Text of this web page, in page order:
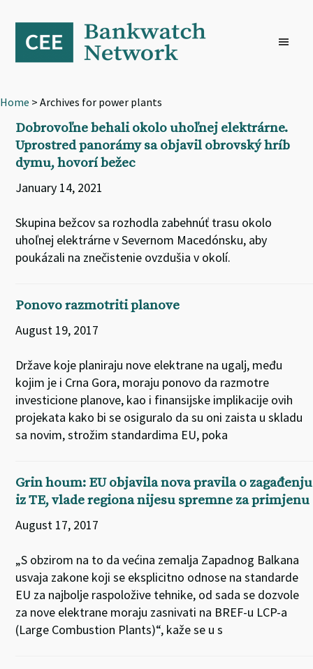
primary
navigation
content
footer
Home > Archives for power plants
Dobrovoľne behali okolo uhoľnej elektrárne.
Uprostred panorámy sa objavil obrovský hríb
dymu, hovorí bežec
January 14, 2021
Skupina bežcov sa rozhodla zabehnúť trasu okolo
uhoľnej elektrárne v Severnom Macedónsku, aby
poukázali na znečistenie ovzdušia v okolí.
Ponovo razmotriti planove
August 19, 2017
Države koje planiraju nove elektrane na ugalj, među
kojim je i Crna Gora, moraju ponovo da razmotre
investicione planove, kao i finansijske implikacije ovih
projekata kako bi se osiguralo da su oni zaista u skladu
sa novim, strožim standardima EU, poka
Grin houm: EU objavila nova pravila o zagađenju
iz TE, vlade regiona nijesu spremne za primjenu
August 17, 2017
„S obzirom na to da većina zemalja Zapadnog Balkana
usvaja zakone koji se eksplicitno odnose na standarde
EU za najbolje raspoložive tehnike, od sada se dozvole
za nove elektrane moraju zasnivati na BREF-u LCP-a
(Large Combustion Plants)“, kaže se u s